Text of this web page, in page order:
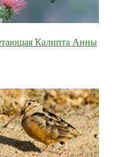
Калипта Анны